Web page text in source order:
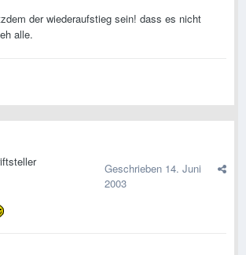
der wiederaufstieg sein! dass es nicht
alle.
Geschrieben 14. Juni
2003